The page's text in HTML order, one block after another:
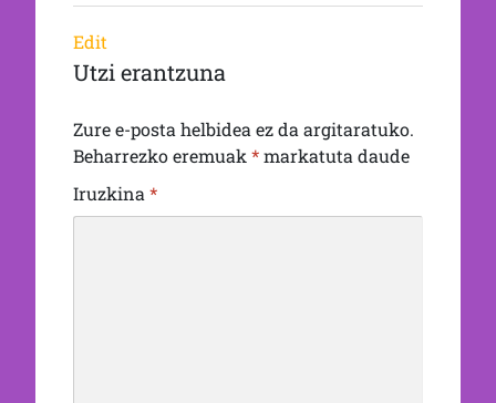
Edit
Utzi erantzuna
Zure e-posta helbidea ez da argitaratuko.
Beharrezko eremuak *markatuta daude
Iruzkina *